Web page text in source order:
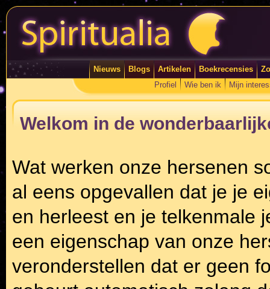
Nieuws Blogs Artikelen Boekrecensies
Profiel
Wie ben ik Mijn
Welkom in de
Wat werken onze hersenen
al eens opgevallen dat je je
en herleest en je telkenmale
een eigenschap van onze
veronderstellen dat er geen